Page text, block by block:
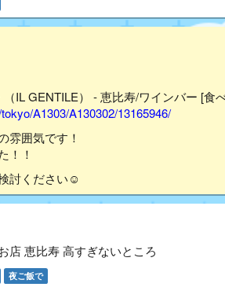
IL GENTILE） - 恵比寿/ワインバー [食
A1303/A130302/13165946/
雰囲気です！
！！
討ください☺︎
店 恵比寿 高すぎないところ
夜ご飯で